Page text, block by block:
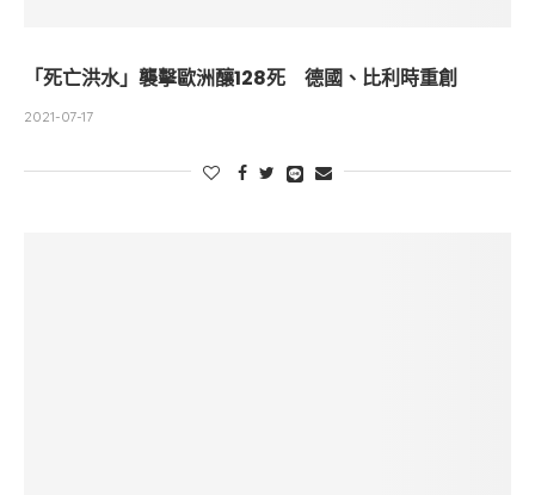
「死亡洪水」襲擊歐洲釀128死 德國、比利時重創
2021-07-17